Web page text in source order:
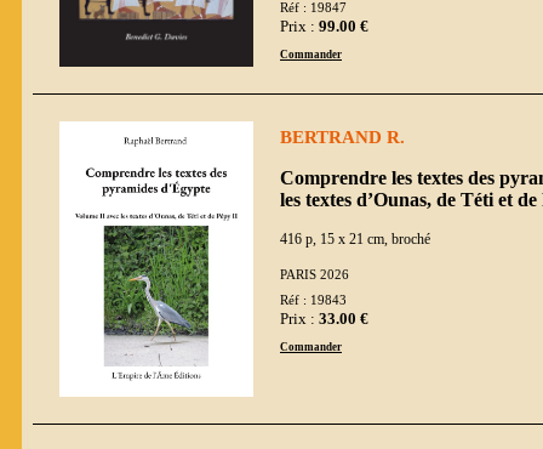
Réf : 19847
Prix : 99.00 €
Commander
BERTRAND R.
Comprendre les textes des
les textes d’Ounas, de Téti et
416 p, 15 x 21 cm, broché
PARIS 2026
Réf : 19843
Prix : 33.00 €
Commander